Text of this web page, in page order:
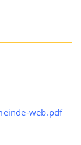
web.pdf